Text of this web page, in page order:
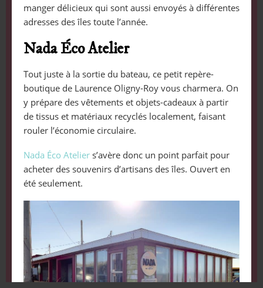
manger délicieux qui sont aussi envoyés à différentes
adresses des îles toute l’année.
Nada Éco Atelier​
Tout juste à la sortie du bateau, ce petit repère-
boutique de Laurence Oligny-Roy vous charmera. On
y prépare des vêtements et objets-cadeaux à partir
de tissus et matériaux recyclés localement, faisant
rouler l’économie circulaire.
Nada Éco Ateliers’avère donc un point parfait pour
acheter des souvenirs d’artisans des îles. Ouvert en
été seulement.